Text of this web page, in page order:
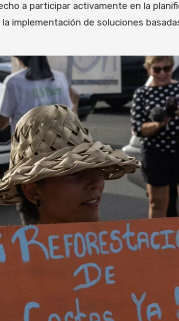
a participar activamente en la
implementación de soluciones